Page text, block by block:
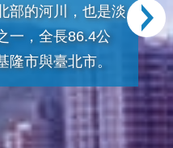
部的河川，也是淡
一，全長86.4公
隆市與臺北市。